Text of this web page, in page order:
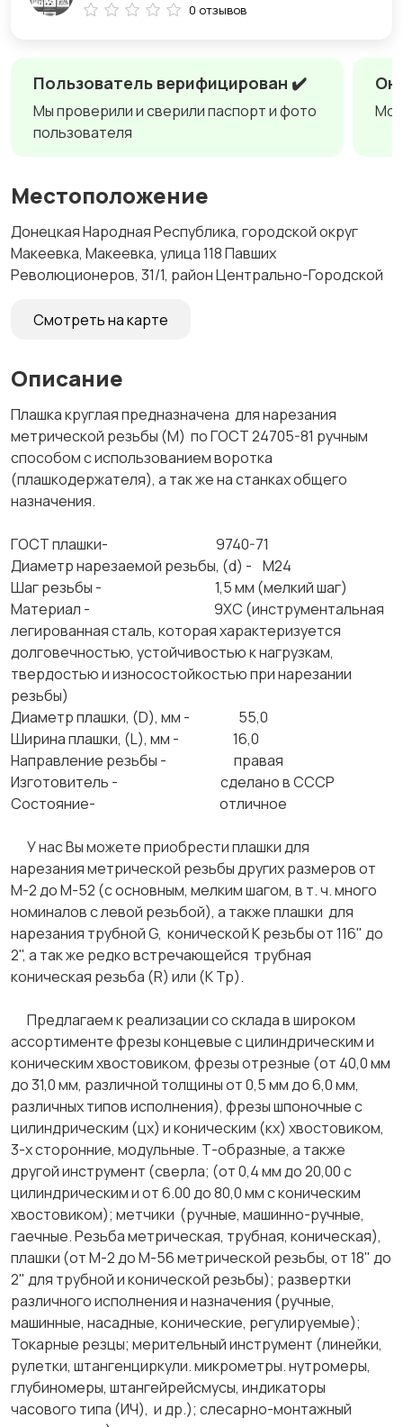
Пользователь верифицирован ✔️
Мы проверили и сверили паспорт и фото
пользователя
Местоположение
Донецкая Народная Республика, городской округ
Макеевка, Макеевка, улица 118 Павших
Революционеров, 31/1, район Центрально-Городской
Смотреть на карте
Описание
Плашка круглая предназначена для нарезания
метрической резьбы (М) по ГОСТ 24705-81 ручным
способом с использованием воротка
(плашкодержателя), а так же на станках общего
назначения.
ГОСТ плашки- 9740-71
Диаметр нарезаемой резьбы, (d) - М24
Шаг резьбы - 1,5 мм (мелкий шаг)
Материал - 9ХС (инструментальная
легированная сталь, которая характеризуется
долговечностью, устойчивостью к нагрузкам,
твердостью и износостойкостью при нарезании
резьбы)
Диаметр плашки, (D), мм - 55,0
Ширина плашки, (L), мм - 16,0
Направление резьбы - правая
Изготовитель - сделано в СССР
Состояние- отличное
У нас Вы можете приобрести плашки для
нарезания метрической резьбы других размеров от
М-2 до М-52 (с основным, мелким шагом, в т. ч. много
номиналов с левой резьбой), а также плашки для
нарезания трубной G, конической К резьбы от 116" до
2", а так же редко встречающейся трубная
коническая резьба (R) или (К Тр).
Предлагаем к реализации со склада в широком
ассортименте фрезы концевые с цилиндрическим и
коническим хвостовиком, фрезы отрезные (от 40,0 мм
до 31,0 мм, различной толщины от 0,5 мм до 6,0 мм,
различных типов исполнения), фрезы шпоночные с
цилиндрическим (цх) и коническим (кх) хвостовиком,
3-х сторонние, модульные. Т-образные, а также
другой инструмент (сверла; (от 0,4 мм до 20,00 с
цилиндрическим и от 6.00 до 80,0 мм с коническим
хвостовиком); метчики (ручные, машинно-ручные,
гаечные. Резьба метрическая, трубная, коническая),
плашки (от М-2 до М-56 метрической резьбы, от 18" до
2" для трубной и конической резьбы); развертки
различного исполнения и назначения (ручные,
машинные, насадные, конические, регулируемые);
Токарные резцы; мерительный инструмент (линейки,
рулетки, штангенциркули. микрометры. нутромеры,
глубиномеры, штангейрейсмусы, индикаторы
часового типа (ИЧ), и др.); слесарно-монтажный
0 отзывов